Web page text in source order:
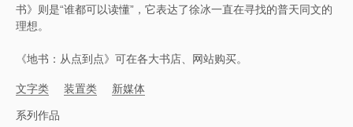
书》则是“谁都可以读懂”，它表达了徐冰一直在寻找的普天同文的
理想。
《地书：从点到点》可在各大书店、网站购买。
文字类 装置类 新媒体
系列作品